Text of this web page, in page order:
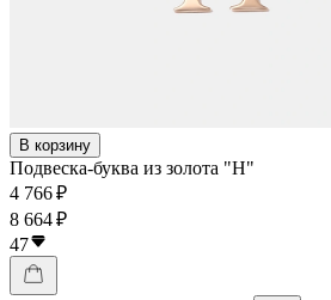
В корзину
Подвеска-буква из золота "Н"
4 766 ₽
8 664 ₽
47